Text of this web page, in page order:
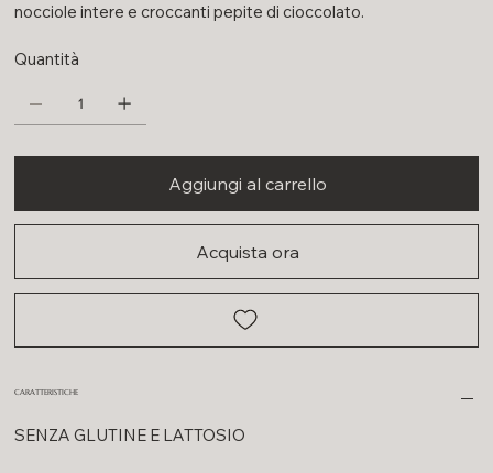
nocciole intere e croccanti pepite di cioccolato.
Quantità
Aggiungi al carrello
Acquista ora
CARATTERISTICHE
SENZA GLUTINE E LATTOSIO